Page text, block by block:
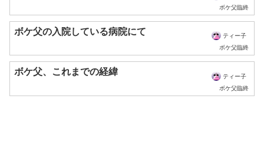
ボケ父臨終
ボケ父の入院している病院にて
ティー子
ボケ父臨終
ボケ父、これまでの経緯
ティー子
ボケ父臨終